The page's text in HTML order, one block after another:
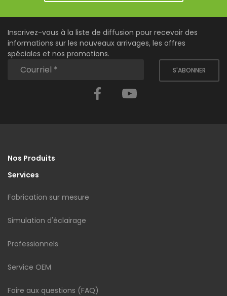
Inscrivez-vous à la liste de diffusion pour recevoir des
informations sur les nouveaux arrivages, les offres
spéciales et nos promotions.
S'ABONNER
Facebook
Nos Produits
Services
Fabrication sur mesure
Simulation d'éclairage
Professionnels
Service OEM
Foire aux questions (FAQ)